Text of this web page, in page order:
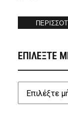
ΕΠΙΛΕΞΤΕ